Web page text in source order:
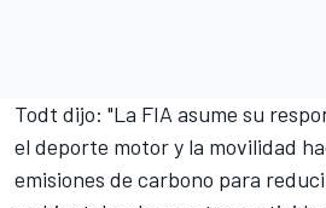
Todt dijo: "La FIA asume su
el deporte motor y la movilidad
emisiones de carbono para